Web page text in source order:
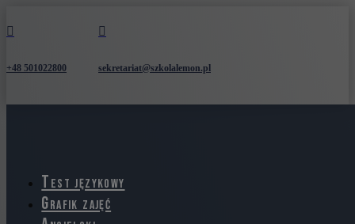

+48 501022800

sekretariat@szkolalemon.pl
Test językowy
Grafik zajęć